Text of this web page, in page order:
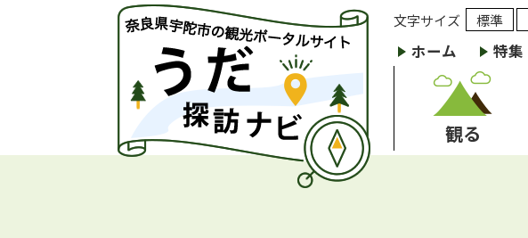
文字サイズ 標準
ホーム 特集
観る